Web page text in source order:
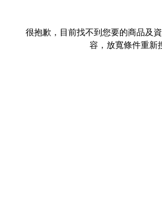
很抱歉，目前找不到您要的商品及
容，放寬條件重新